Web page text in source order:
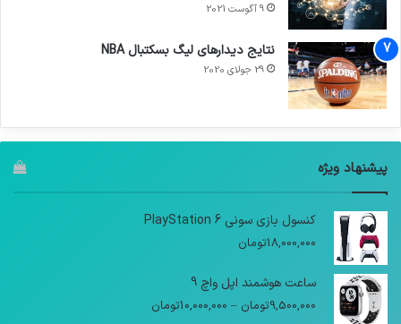
9 آگوست 2021
نتایج دیدار‌های لیگ بسکتبال NBA
29 جولای 2020
پیشنهاد ویژه
کنسول بازی سونی PlayStation 6
18,000,000تومان
ساعت هوشمند اپل واچ 9
9,500,000تومان –
10,000,000تومان